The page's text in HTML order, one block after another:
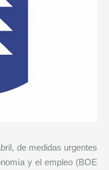
de medidas urgentes
y el empleo (BOE